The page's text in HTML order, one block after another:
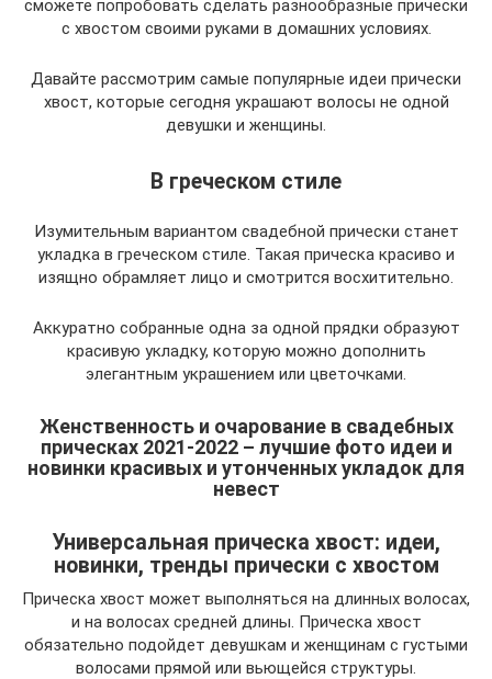
сможете попробовать сделать разнообразные прически
с хвостом своими руками в домашних условиях.
Давайте рассмотрим самые популярные идеи прически
хвост, которые сегодня украшают волосы не одной
девушки и женщины.
В греческом стиле
Изумительным вариантом свадебной прически станет
укладка в греческом стиле. Такая прическа красиво и
изящно обрамляет лицо и смотрится восхитительно.
Аккуратно собранные одна за одной прядки образуют
красивую укладку, которую можно дополнить
элегантным украшением или цветочками.
Женственность и очарование в свадебных
прическах 2021-2022 – лучшие фото идеи и
новинки красивых и утонченных укладок для
невест
Универсальная прическа хвост: идеи,
новинки, тренды прически с хвостом
Прическа хвост может выполняться на длинных волосах,
и на волосах средней длины. Прическа хвост
обязательно подойдет девушкам и женщинам с густыми
волосами прямой или вьющейся структуры.